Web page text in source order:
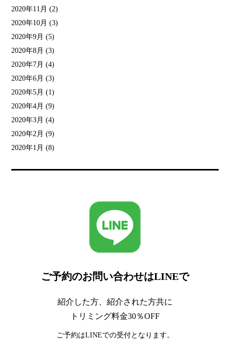
2020年11月 (2)
2020年10月 (3)
2020年9月 (5)
2020年8月 (3)
2020年7月 (4)
2020年6月 (3)
2020年5月 (1)
2020年4月 (9)
2020年3月 (4)
2020年2月 (9)
2020年1月 (8)
ご予約のお問い合わせはLINEで
紹介した方、紹介された方共に
トリミング料金30％OFF
ご予約はLINEでの受付となります。